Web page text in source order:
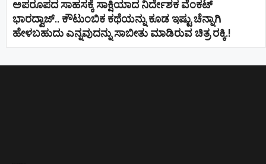
ಅಪರೂಪದ ಸಾಹಸಕ್ಕೆ ಸಾಕ್ಷಿಯಾದ ನಿರ್ದೇಶಕ ವೆಂಕಟ್
ಭಾರದ್ವಾಜ್.. ಕೌಟುಂಬಿಕ ಕಥೆಯನ್ನು ಕೂಡ ಇಷ್ಟು ಚೆನ್ನಾಗಿ
ಹೇಳಬಹುದು ಎನ್ನವುದನ್ನು ಸಾಬೀತು ಮಾಡಿರುವ ಚಿತ್ರ ರಕ್ಕಿ.!